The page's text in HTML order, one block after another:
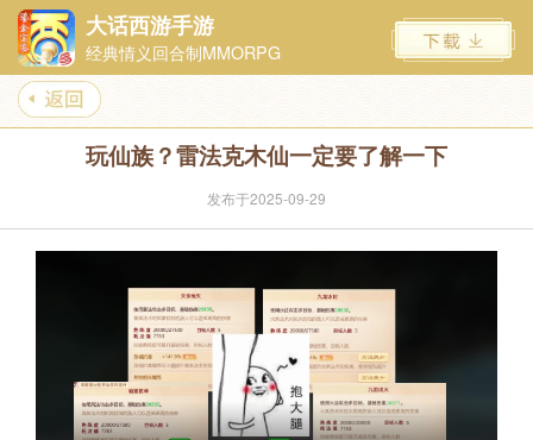
大话西游手游
经典情义回合制MMORPG
玩仙族？雷法克木仙一定要了解一下
发布于2025-09-29